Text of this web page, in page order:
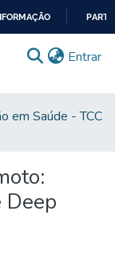
Entrar
em Saúde - TCC
Deep